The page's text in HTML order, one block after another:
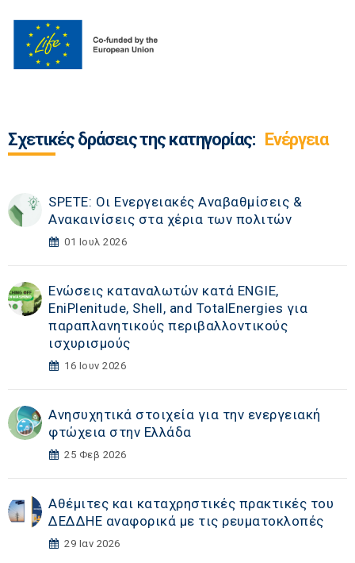
Σχετικές δράσεις της κατηγορίας: Ενέργεια
SPETE: Οι Ενεργειακές Αναβαθμίσεις &
Ανακαινίσεις στα χέρια των πολιτών
01 Ιουλ 2026
Ενώσεις καταναλωτών κατά ENGIE,
EniPlenitude, Shell, and TotalEnergies για
παραπλανητικούς περιβαλλοντικούς
ισχυρισμούς
16 Ιουν 2026
Ανησυχητικά στοιχεία για την ενεργειακή
φτώχεια στην Ελλάδα
25 Φεβ 2026
Αθέμιτες και καταχρηστικές πρακτικές του
ΔΕΔΔΗΕ αναφορικά με τις ρευματοκλοπές
29 Ιαν 2026